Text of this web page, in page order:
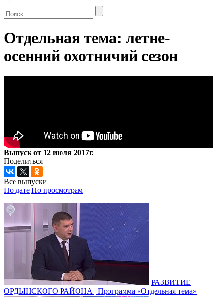
Отдельная тема: летне-
осенний охотничий сезон
Выпуск от 12 июля 2017г.
Поделиться
Все выпуски
По дате По просмотрам
РАЗВИТИЕ
ОРДЫНСКОГО РАЙОНА | Программа «Отдельная тема»